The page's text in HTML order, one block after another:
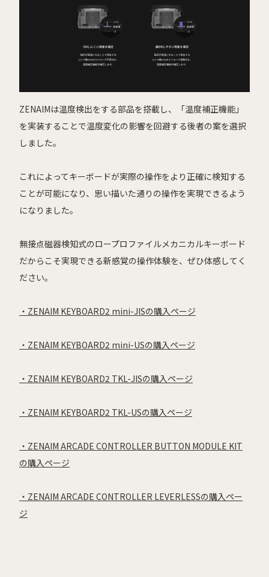
ZENAIMは温度検出をする部品を搭載し、「温度補正機能」
を実装することで温度変化の影響を回避する後者の案を選択
しました。
これによってキーボードが実際の操作をより正確に検知する
ことが可能になり、思い描いた通りの操作を実現できるよう
になりました。
無接点磁器検知式のロープロファイルメカニカルキーボード
だからこそ実現できる新感覚の操作体験を、ぜひ体感してく
ださい。
・ZENAIM KEYBOARD2 mini-JISの購入ページ
・ZENAIM KEYBOARD2 mini-USの購入ページ
・ZENAIM KEYBOARD2 TKL-JISの購入ページ
・ZENAIM KEYBOARD2 TKL-USの購入ページ
・ZENAIM ARCADE CONTROLLER BUTTON MODULE KIT
の購入ページ
・ZENAIM ARCADE CONTROLLER LEVERLESSの購入ペー
ジ